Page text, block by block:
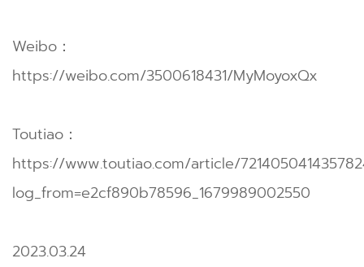
Weibo：
https://weibo.com/3500618431/MyMoyoxQx
Toutiao：
https://www.toutiao.com/article/
log_from=e2cf890b78596_1679989002550
2023.03.24